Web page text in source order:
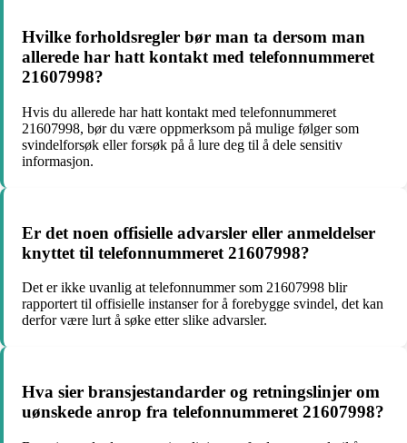
Hvilke forholdsregler bør man ta dersom man
allerede har hatt kontakt med telefonnummeret
21607998?
Hvis du allerede har hatt kontakt med telefonnummeret
21607998, bør du være oppmerksom på mulige følger som
svindelforsøk eller forsøk på å lure deg til å dele sensitiv
informasjon.
Er det noen offisielle advarsler eller anmeldelser
knyttet til telefonnummeret 21607998?
Det er ikke uvanlig at telefonnummer som 21607998 blir
rapportert til offisielle instanser for å forebygge svindel, det kan
derfor være lurt å søke etter slike advarsler.
Hva sier bransjestandarder og retningslinjer om
uønskede anrop fra telefonnummeret 21607998?